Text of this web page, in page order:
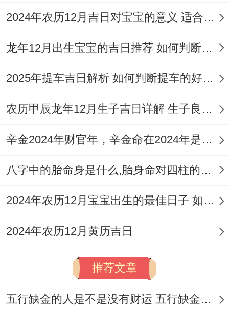
为了让庆典更圆满。部分传统得禁忌也值得
留意.时辰禁忌:典礼得重要环节，如祭拜祈
时内进行。
比如午时（11：00-13：00）、卯时（5:00-
00）朱雀、辰时（7：00-9:00）天牢等！
生肖冲煞禁忌:若当日黄历显示冲某生肖（就
像…相同12月1日冲兔），则此生肖得宾客
环节可稍作观察。
氛围禁忌：百日宴其实是喜庆之事、应避免
选择在邻近传统祭祀节日（如冬至前后需更
加注重祥与氛围）、或日值月破（如2026年
2024年农历12月吉日对宝宝的意义 适合龙年宝宝出生的日子有哪些
龙年12月出生宝宝的吉日推荐 如何判断吉日是否适合宝宝
2025年提车吉日解析 如何判断提车的好日子
农历甲辰龙年12月生子吉日详解 生子良辰的影响因素
辛金2024年财官年，辛金命在2024年是财官年还是财印年
八字中的胎命身是什么,胎身命对四柱的影响
2024年农历12月宝宝出生的最佳日子 如何挑选适合的吉日
2024年农历12月黄历吉日
推荐文章
五行缺金的人是不是没有财运 五行缺金的人命运好不好